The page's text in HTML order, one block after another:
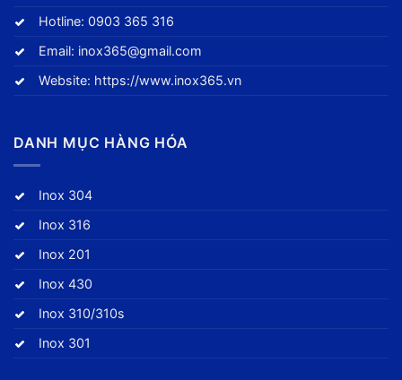
Hotline:0903 365 316
Email: inox365@gmail.com
Website: https://www.inox365.vn
DANH MỤC HÀNG HÓA
Inox 304
Inox 316
Inox 201
Inox 430
Inox 310/310s
Inox 301